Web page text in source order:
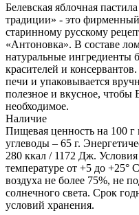
Белевская яблочная
традиции» - это
старинному русскому
«Антоновка». В составе
натуральные ингредиенты
красителей и
печи и упаковывается
полезное и вкусное, чтобы
необходимое.
Наличие
Пищевая ценность на 100
углеводы – 65 г.
280 ккал / 1172 Дж.
температуре от +5 до +25°
воздуха не более 75%, не
солнечного света. Срок
условий хранения.